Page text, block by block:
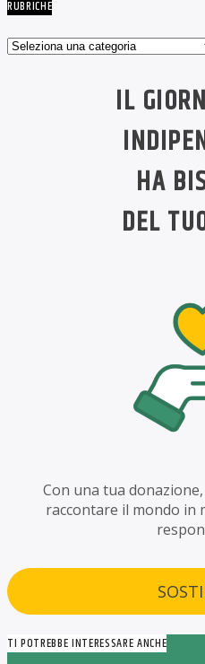
RUBRICHE
Rubriche
IL
HA
DEL
Con una tua
raccontare il mondo in
TI POTREBBE INTERESSARE ANCHE